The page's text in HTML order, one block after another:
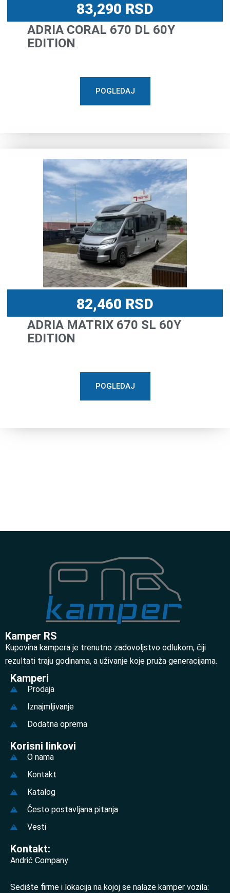
83,290 RSD
ADRIA CORAL 670 DL 60Y
EDITION
POGLEDAJ
82,460 RSD
ADRIA MATRIX 670 SL 60Y
EDITION
POGLEDAJ
Kamper RS
Kupovina kampera je trenutno zadovoljstvo odlukom, čiji
rezultati traju godinama, a uživanje koje pruža generacijama.
Kamperi
Prodaja
Iznajmljivanje
Dodatna oprema
Korisni linkovi
O nama
Kontakt
Katalog
Često postavljana pitanja
Vesti
Kontakt:
Andrić Company
Sedište firme i lokacija na kojoj se nalaze kamper vozila: